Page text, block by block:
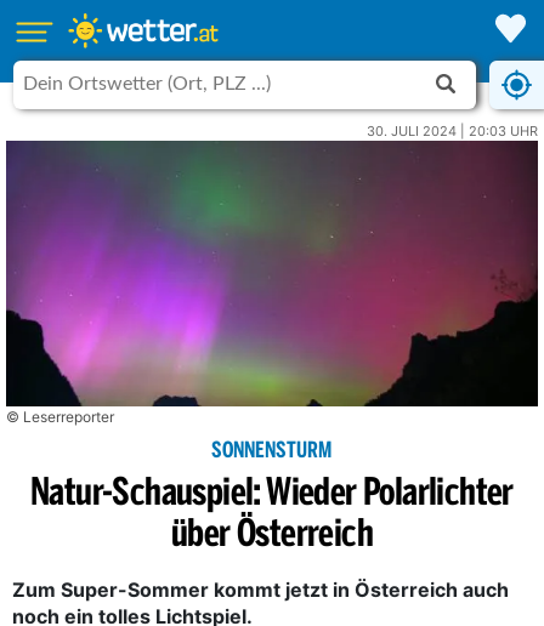
30. JULI 2024 | 20:03 UHR
© Leserreporter
SONNENSTURM
Natur-Schauspiel: Wieder Polarlichter
über Österreich
Zum Super-Sommer kommt jetzt in Österreich auch
noch ein tolles Lichtspiel.